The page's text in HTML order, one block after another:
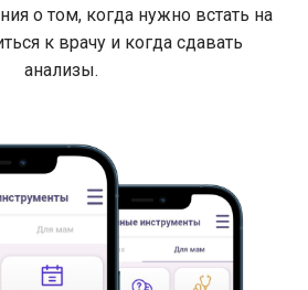
о том, когда нужно встать на
к врачу и когда сдавать
анализы.